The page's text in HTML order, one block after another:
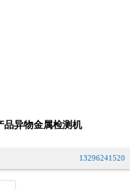
品异物金属检测机
13296241520